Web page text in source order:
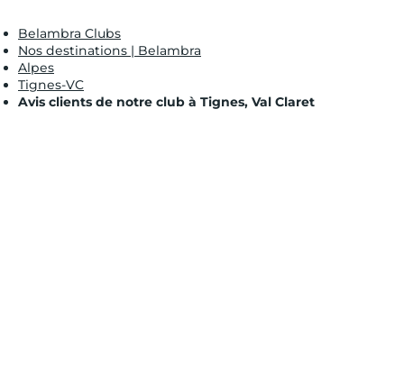
Belambra Clubs
Nos destinations | Belambra
Alpes
Tignes-VC
Avis clients de notre club à Tignes, Val Claret